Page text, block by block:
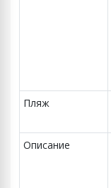
Пляж
Описание